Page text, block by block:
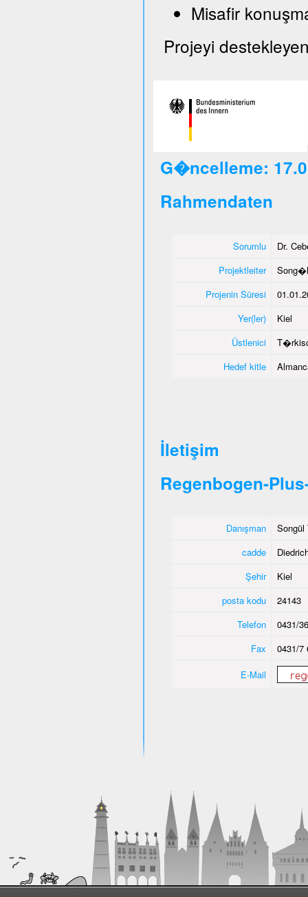
Misafir
Projeyi
G�ncelleme:
Rahmendaten
Sorumlu
Dr.
Projektleiter
Projenin Süresi
Yer(ler)
Kiel
Üstlenici
Hedef kitle
İletişim
Regenbogen-
Danışman
Songül
cadde
Şehir
Kiel
posta kodu
24143
Telefon
0431/
Fax
0431/7
E-Mail